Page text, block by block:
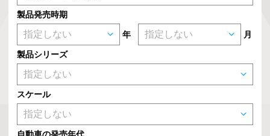
製品発売時期
年 月
製品シリーズ
スケール